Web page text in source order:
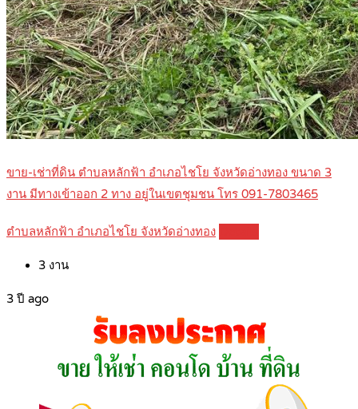
ขาย-เช่าที่ดิน ตำบลหลักฟ้า อำเภอไชโย จังหวัดอ่างทอง ขนาด 3
งาน มีทางเข้าออก 2 ทาง อยู่ในเขตชุมชน โทร 091-7803465
ตำบลหลักฟ้า อำเภอไชโย จังหวัดอ่างทอง
3 งาน
3 ปี ago